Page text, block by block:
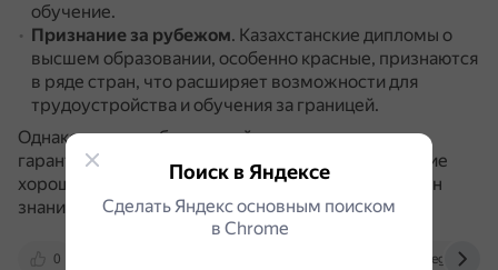
обучение.
Признание за рубежом. Казахстанские дипломы о
высшем образовании, особенно красные, признаются
в ряде стран, что расширяет возможности для
трудоустройства и обучения за границей.
Однако сам по себе красный диплом ничего не
гарантирует.
Чтобы увеличить шансы на получение
хорошей работы, диплом должен быть подкреплён
знаниями и практическим опытом.
0 telegra.ph
Поиск в Яндексе
Сделать Яндекс основным поиском
в Сhrome